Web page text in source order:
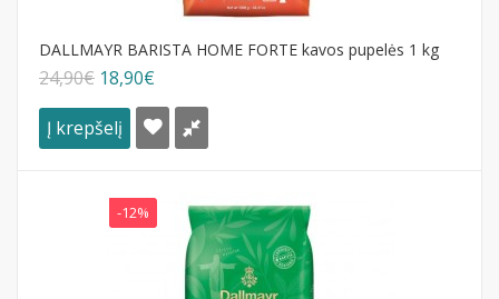
DALLMAYR BARISTA HOME FORTE kavos pupelės 1 kg
24,90€ 18,90€
Į krepšelį
-12%